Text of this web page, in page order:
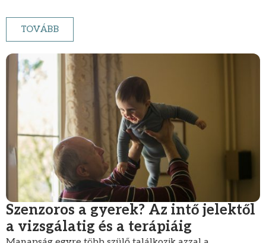
TOVÁBB
Szenzoros a gyerek? Az intő jelektől
a vizsgálatig és a terápiáig